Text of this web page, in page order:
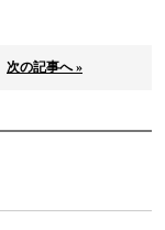
次の記事へ »